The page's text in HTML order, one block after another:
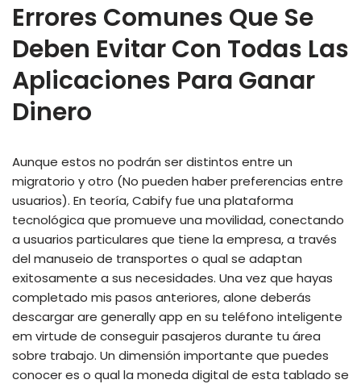
Errores Comunes Que Se
Deben Evitar Con Todas Las
Aplicaciones Para Ganar
Dinero
Aunque estos no podrán ser distintos entre un
migratorio y otro (No pueden haber preferencias entre
usuarios). En teoría, Cabify fue una plataforma
tecnológica que promueve una movilidad, conectando
a usuarios particulares que tiene la empresa, a través
del manuseio de transportes o qual se adaptan
exitosamente a sus necesidades. Una vez que hayas
completado mis pasos anteriores, alone deberás
descargar are generally app en su teléfono inteligente
em virtude de conseguir pasajeros durante tu área
sobre trabajo. Un dimensión importante que puedes
conocer es o qual la moneda digital de esta tablado se